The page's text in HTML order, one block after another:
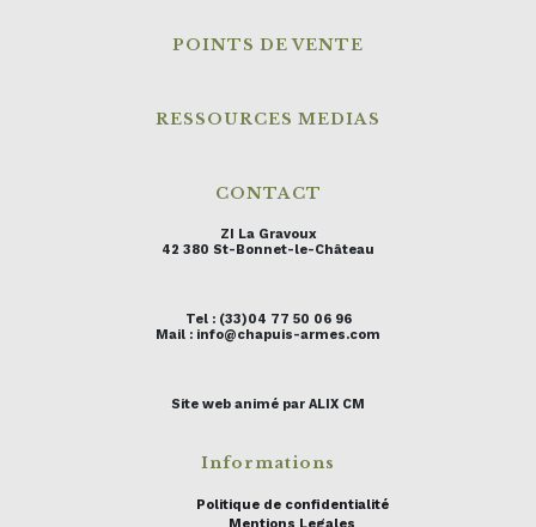
POINTS DE VENTE
RESSOURCES MEDIAS
CONTACT
ZI La Gravoux
42 380 St-Bonnet-le-Château
Tel : (33)04 77 50 06 96
Mail : info@chapuis-armes.com
Site web animé par ALIX CM
Informations
Politique de confidentialité
Mentions Legales